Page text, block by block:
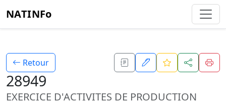
NATINFo
Retour
28949
EXERCICE D'ACTIVITES DE PRODUCTION